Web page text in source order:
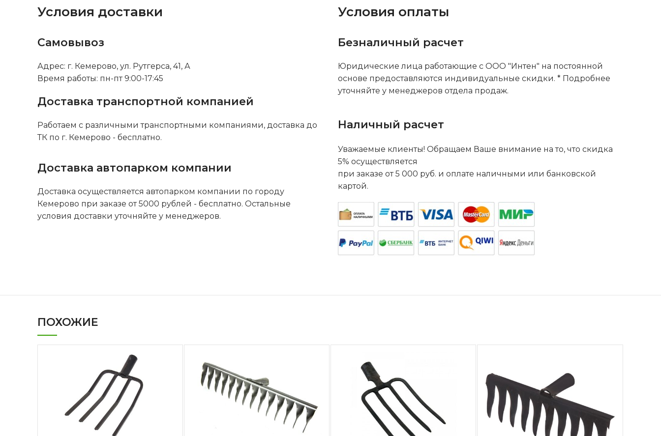
Условия доставки
Самовывоз
Адрес: г. Кемерово, ул. Рутгерса, 41, А
Время работы: пн-пт 9:00-17:45
Доставка транспортной компанией
Работаем с различными транспортными компаниями, доставка до
ТК по г. Кемерово - бесплатно.
Доставка автопарком компании
Доставка осуществляется автопарком компании по городу
Кемерово при заказе от 5000 рублей - бесплатно. Остальные
условия доставки уточняйте у менеджеров.
Условия оплаты
Безналичный расчет
Юридические лица работающие с ООО "Интен" на постоянной
основе предоставляются индивидуальные скидки. * Подробнее
уточняйте у менеджеров отдела продаж.
Наличный расчет
Уважаемые клиенты! Обращаем Ваше внимание на то, что скидка
5% осуществляется
при заказе от 5 000 руб. и оплате наличными или банковской
картой.
ПОХОЖИЕ